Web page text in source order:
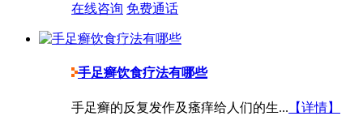
在线咨询 免费通话
手足癣饮食疗法有哪些
手足癣的反复发作及瘙痒给人们的生... 【详情】